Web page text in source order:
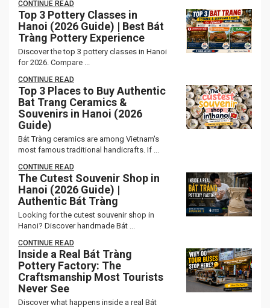
CONTINUE READ
Top 3 Pottery Classes in
Hanoi (2026 Guide) | Best Bát
Tràng Pottery Experience
Discover the top 3 pottery classes in Hanoi
for 2026. Compare ...
CONTINUE READ
Top 3 Places to Buy Authentic
Bat Trang Ceramics &
Souvenirs in Hanoi (2026
Guide)
Bát Tràng ceramics are among Vietnam's
most famous traditional handicrafts. If ...
CONTINUE READ
The Cutest Souvenir Shop in
Hanoi (2026 Guide) |
Authentic Bát Tràng
Looking for the cutest souvenir shop in
Hanoi? Discover handmade Bát ...
CONTINUE READ
Inside a Real Bát Tràng
Pottery Factory: The
Craftsmanship Most Tourists
Never See
Discover what happens inside a real Bát